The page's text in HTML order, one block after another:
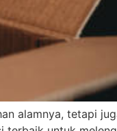
alamnya, tetapi